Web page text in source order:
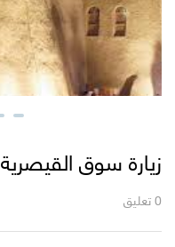
زيارة سوق القيصرية
0 تعليق